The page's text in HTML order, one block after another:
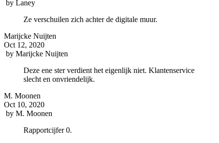
by Laney
Ze verschuilen zich achter de digitale muur.
Marijcke Nuijten
Oct 12, 2020
by Marijcke Nuijten
Deze ene ster verdient het eigenlijk niet. Klantenservice
slecht en onvriendelijk.
M. Moonen
Oct 10, 2020
by M. Moonen
Rapportcijfer 0.